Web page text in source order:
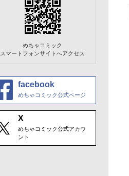
めちゃコミック
スマートフォンサイトへアクセス
facebook
めちゃコミック公式ページ
X
めちゃコミック公式アカウ
ント